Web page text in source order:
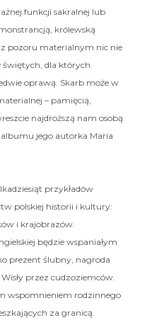
funkcji sakralnej lub
królewską
pozoru materialnym nic nie
świętych, dla których
oprawą. Skarb może w
– pamięcią,
najdroższą nam osobą
albumu jego autorka Maria
przykładów
polskiej historii i kultury:
i krajobrazów.
będzie wspaniałym
prezent ślubny, nagroda
przez cudzoziemców.
wspomnieniem rodzinnego
za granicą.